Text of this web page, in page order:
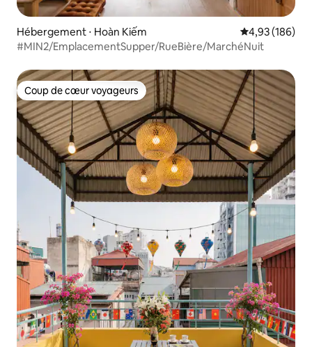
Hébergement ⋅ Hoàn Kiếm Évaluation
4,93 (186)
#MIN2/EmplacementSupper/RueBière/MarchéNuit
Coup de cœur voyageurs
Coup de cœur voyageurs